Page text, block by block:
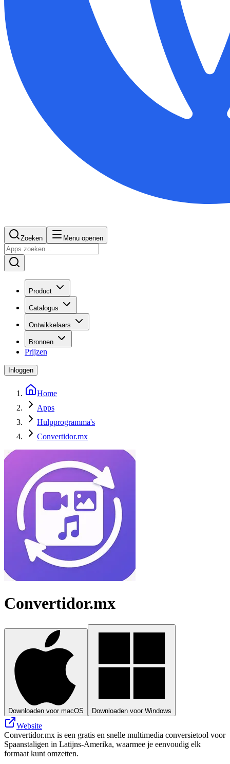
Zoeken Menu openen
Product
Catalogus
Ontwikkelaars
Bronnen
Prijzen
Inloggen
Home
Apps
Hulpprogramma's
Convertidor.mx
Convertidor.mx
Downloaden voor macOS Downloaden voor Windows
Website
Convertidor.mx is een gratis en snelle multimedia conversietool voor
Spaanstaligen in Latijns-Amerika, waarmee je eenvoudig elk
formaat kunt omzetten.